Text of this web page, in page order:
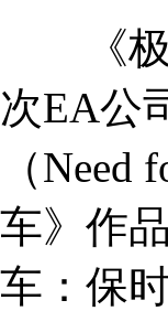
《极
次EA公
（
车》作
车：保